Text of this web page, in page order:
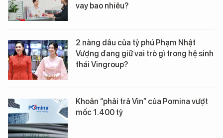
vay bao nhiêu?
2 nàng dâu của tỷ phú Phạm Nhật
Vượng đang giữ vai trò gì trong hệ sinh
thái Vingroup?
Khoản “phải trả Vin” của Pomina vượt
mốc 1.400 tỷ